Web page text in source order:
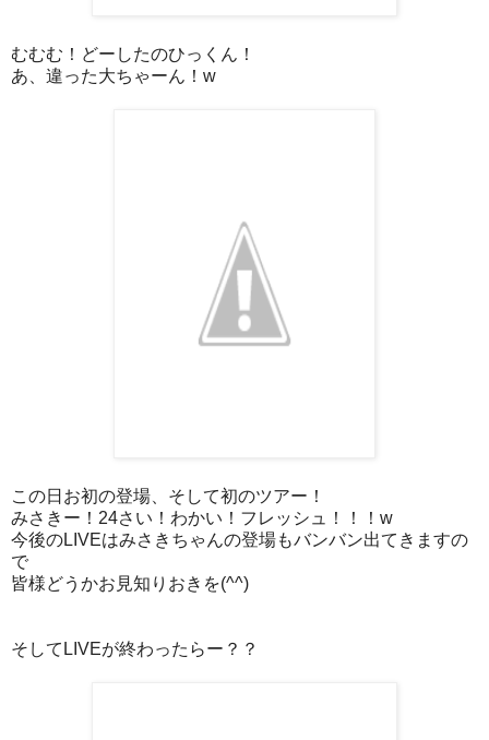
むむむ！どーしたのひっくん！
あ、違った大ちゃーん！w
この日お初の登場、そして初のツアー！
みさきー！24さい！わかい！フレッシュ！！！w
今後のLIVEはみさきちゃんの登場もバンバン出てきますの
で
皆様どうかお見知りおきを(^^)
そしてLIVEが終わったらー？？